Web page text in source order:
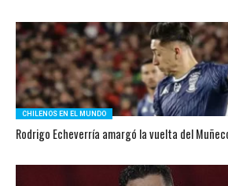
CHILENOS EN EL MUNDO
Rodrigo Echeverría amargó la vuelta del